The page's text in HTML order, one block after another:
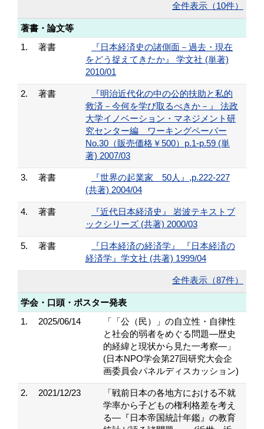
全件表示（10件）
著書・論文等
1.
著書
『日本経済史の諸側面－過去・現在
をどう捉えてきたか』 学文社 (単著)
2010/01
2. 著書
『明治近代化の中の公的扶助と私的
救済－今何を学び取るべきか－』 法政
大学イノベーション・マネジメント研
究センター編 ワーキングペーパー
No.30（販売価格￥500）p.1-p.59 (単
著) 2007/03
3. 著書
『世界の起業家 50人』,p.222-227
(共著) 2004/04
4. 著書
『近代日本経済史』 岩波テキストブ
ックシリーズ (共著) 2000/03
5. 著書
『日本経済の経済学』 『日本経済の
経済学』学文社 (共著) 1999/04
全件表示（87件）
学会・口頭・ポスター発表
1.
2025/06/14
「「公（民）」の自立性・自律性
と社会的弱者をめぐる問題―歴史
的経緯と現状から見た一考察―」
(日本NPO学会第27回研究大会企
画委員会パネルディスカッション)
2. 2021/12/23
「戦前日本の各地方における不就
学率から子どもの権利格差を考え
る―『日本帝国統計年鑑』の教育